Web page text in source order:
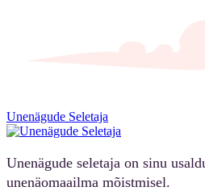
Unenägude Seletaja
Unenägude seletaja on sinu
unenäomaailma mõistmisel.